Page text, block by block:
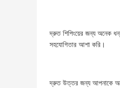
দ্রুত শিপিংয়ের জন্য অনেক
সহযোগিতার আশা করি।
দ্রুত উত্তর জন্য আপনাকে